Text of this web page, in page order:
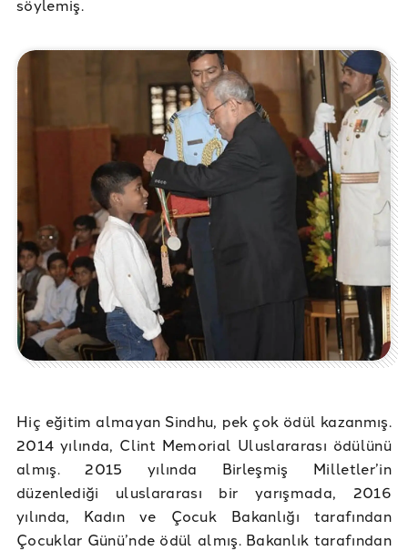
söylemiş.
Hiç eğitim almayan Sindhu, pek çok ödül kazanmış.
2014 yılında, Clint Memorial Uluslararası ödülünü
almış. 2015 yılında Birleşmiş Milletler’in
düzenlediği uluslararası bir yarışmada, 2016
yılında, Kadın ve Çocuk Bakanlığı tarafından
Çocuklar Günü’nde ödül almış. Bakanlık tarafından